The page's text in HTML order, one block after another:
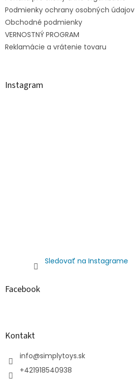
Podmienky ochrany osobných údajov
Obchodné podmienky
VERNOSTNÝ PROGRAM
Reklamácie a vrátenie tovaru
Instagram
Sledovať na Instagrame
Facebook
Kontakt
info@simplytoys.sk
+421918540938